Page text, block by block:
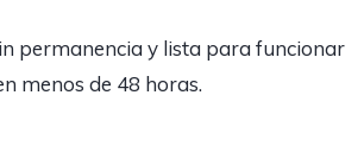
permanencia y lista para funcionar
menos de 48 horas.